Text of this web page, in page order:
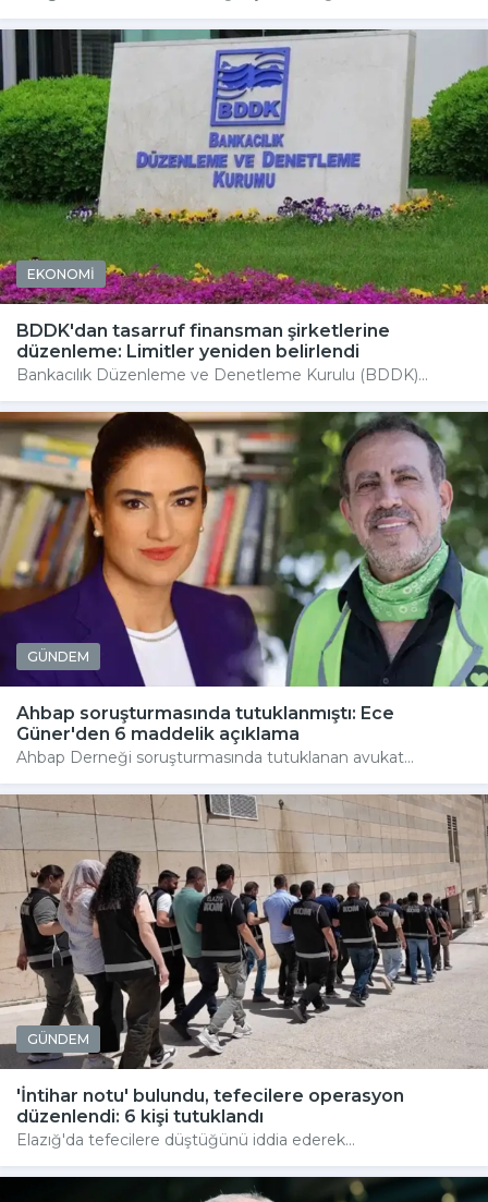
EKONOMİ
BDDK'dan tasarruf finansman şirketlerine
düzenleme: Limitler yeniden belirlendi
Bankacılık Düzenleme ve Denetleme Kurulu (BDDK)...
GÜNDEM
Ahbap soruşturmasında tutuklanmıştı: Ece
Güner'den 6 maddelik açıklama
Ahbap Derneği soruşturmasında tutuklanan avukat...
GÜNDEM
'İntihar notu' bulundu, tefecilere operasyon
düzenlendi: 6 kişi tutuklandı
Elazığ'da tefecilere düştüğünü iddia ederek...